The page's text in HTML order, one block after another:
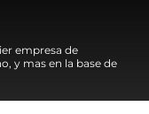
empresa de
y mas en la base de